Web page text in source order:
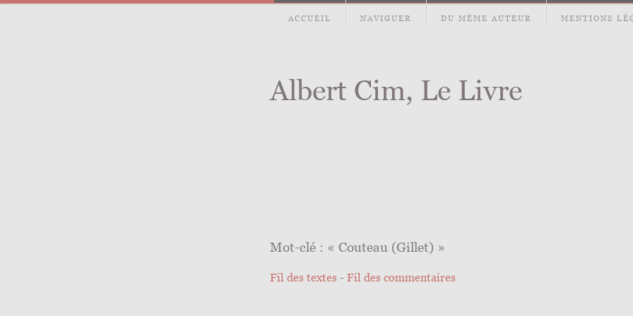
ACCUEIL NAVIGUER DU MÊME AUTEUR MENTIONS
Albert Cim, Le Livre
Mot-clé : « Couteau (Gillet) »
Fil des textes - Fil des commentaires